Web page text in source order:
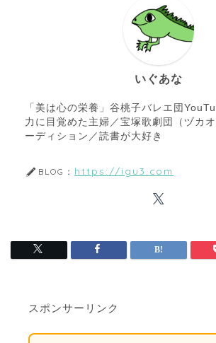
いぐあな
「美は心の栄養」谷桃子バレエ団
力に目覚めた主婦／宝塚歌劇団（ヅカ
ーディション／読書が大好き
BLOG： https://igu3.com
スポンサーリンク